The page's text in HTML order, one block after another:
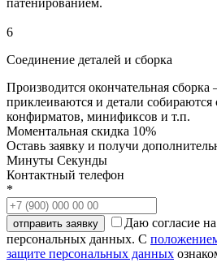
6
Соединение деталей и сборка
Производится окончательная
приклеиваются и детали
конфирматов, минификсов и т.п.
Моментальная скидка 10%
Оставь заявку и получи
Минуты Секунды
Контактный телефон
*
Даю согласие
персональных данных. С
защите персональных данных